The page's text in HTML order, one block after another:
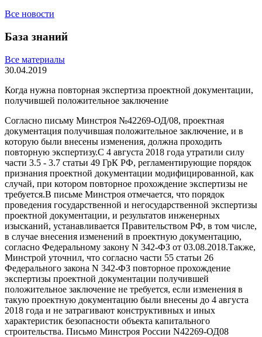
Все новости
База знаний
Все материалы
30.04.2019
Когда нужна повторная экспертиза проектной документации,
получившей положительное заключение
Согласно письму Минстроя №42269-ОД/08, проектная
документация получившая положительное заключение, и в
которую были внесены изменения, должна проходить
повторную экспертизу.С 4 августа 2018 года утратили силу
части 3.5 - 3.7 статьи 49 ГрК РФ, регламентирующие порядок
признания проектной документации модифицированной, как
случай, при котором повторное прохождение экспертизы не
требуется.В письме Минстроя отмечается, что порядок
проведения государственной и негосударственной экспертизы
проектной документации, и результатов инженерных
изысканий, устанавливается Правительством РФ, в том числе,
в случае внесения изменений в проектную документацию,
согласно Федеральному закону N 342-ФЗ от 03.08.2018.Также,
Минстрой уточнил, что согласно части 55 статьи 26
Федерального закона N 342-ФЗ повторное прохождение
экспертизы проектной документации получившей
положительное заключение не требуется, если изменения в
такую проектную документацию были внесены до 4 августа
2018 года и не затрагивают конструктивных и иных
характеристик безопасности объекта капитального
строительства. Письмо Минстроя России N42269-ОД08